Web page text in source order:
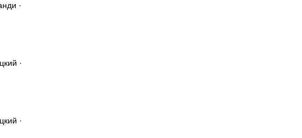
·
·
·